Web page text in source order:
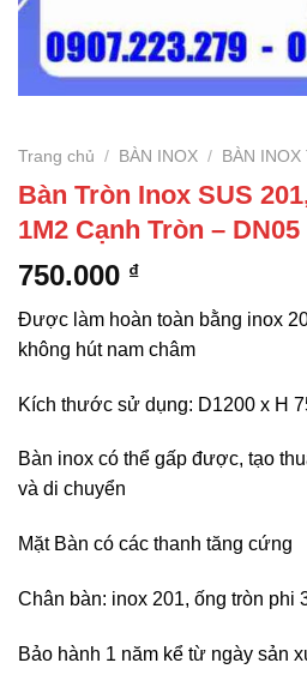
Trang chủ / BÀN INOX / BÀN INOX
Bàn Tròn Inox SUS
1M2 Cạnh Tròn – DN05
750.000 ₫
Được làm hoàn toàn bằng inox
không hút nam châm
Kích thước sử dụng: D1200 x H
Bàn inox có thể gấp được, tạo
và di chuyển
Mặt Bàn có các thanh tăng cứng
Chân bàn: inox 201, ống tròn phi
Bảo hành 1 năm kể từ ngày sản